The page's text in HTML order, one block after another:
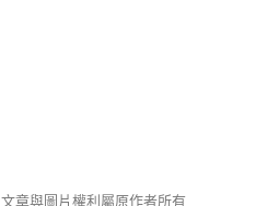
文章與圖片權利屬原作者所有